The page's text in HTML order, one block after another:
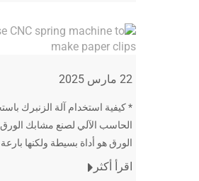
22 مارس 2025
* كيفية استخدام آلة الزنبرك
الورق هو أداة بسيطة ولكنها
تكرار إنتاجها باستخدام آلة لف
اقرأ أكثر